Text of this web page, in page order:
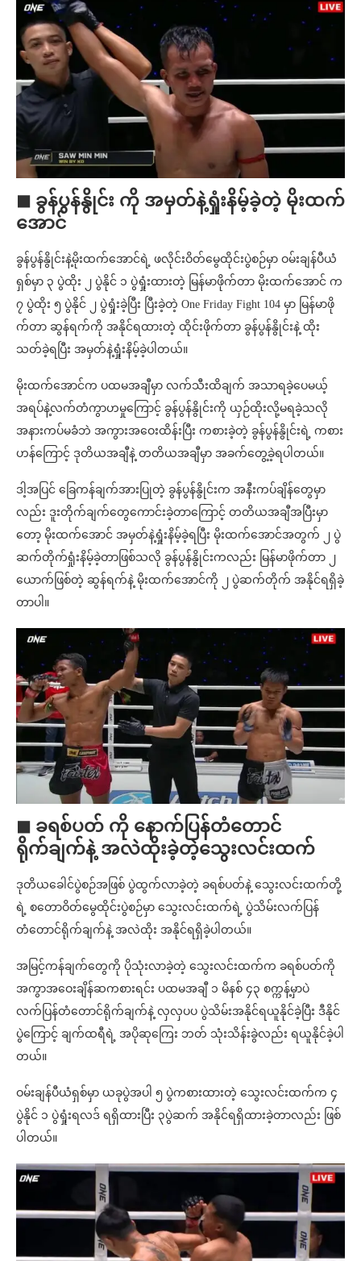
◼ ခွန်ပွန်နွိုင်း ကို အမှတ်နဲ့ရှုံးနိမ့်ခဲ့တဲ့ မိုးထက်
အောင်
ခွန်ပွန်နွိုင်းနဲ့မိုးထက်အောင်ရဲ့ ဖလိုင်းဝိတ်မွေထိုင်းပွဲစဉ်မှာ ဝမ်းချန်ပီယံ
ရှစ်မှာ ၃ ပွဲထိုး ၂ ပွဲနိုင် ၁ ပွဲရှုံးထားတဲ့ မြန်မာဖိုက်တာ မိုးထက်အောင် က
၇ ပွဲထိုး ၅ ပွဲနိုင် ၂ ပွဲရှုံးခဲ့ပြီး ပြီးခဲ့တဲ့ One Friday Fight 104 မှာ မြန်မာဖို
က်တာ ဆွန်ရက်ကို အနိုင်ရထားတဲ့ ထိုင်းဖိုက်တာ ခွန်ပွန်နွိုင်းနဲ့ ထိုး
သတ်ခဲ့ရပြီး အမှတ်နဲ့ရှုံးနိမ့်ခဲ့ပါတယ်။
မိုးထက်အောင်က ပထမအချီမှာ လက်သီးထိချက် အသာရခဲ့ပေမယ့်
အရပ်နဲ့လက်တံကွာဟမှုကြောင့် ခွန်ပွန်နွိုင်းကို ယှဉ်ထိုးလို့မရခဲ့သလို
အနားကပ်မခံဘဲ အကွားအဝေးထိန်းပြီး ကစားခဲ့တဲ့ ခွန်ပွန်နွိုင်းရဲ့ ကစား
ဟန်ကြောင့် ဒုတိယအချီနဲ့ တတိယအချီမှာ အခက်တွေ့ခဲ့ရပါတယ်။
ဒါ့အပြင် ခြေကန်ချက်အားပြုတဲ့ ခွန်ပွန်နွိုင်းက အနီးကပ်ချိန်တွေမှာ
လည်း ဒူးတိုက်ချက်တွေကောင်းခဲ့တာကြောင့် တတိယအချီအပြီးမှာ
တော့ မိုးထက်အောင် အမှတ်နဲ့ရှုံးနိမ့်ခဲ့ရပြီး မိုးထက်အောင်အတွက် ၂ ပွဲ
ဆက်တိုက်ရှုံးနိမ့်ခဲ့တာဖြစ်သလို ခွန်ပွန်နွိုင်းကလည်း မြန်မာဖိုက်တာ ၂
ယောက်ဖြစ်တဲ့ ဆွန်ရက်နဲ့ မိုးထက်အောင်ကို ၂ ပွဲဆက်တိုက် အနိုင်ရရှိခဲ့
တာပါ။
◼ ခရစ်ပတ် ကို နောက်ပြန်တံတောင်
ရိုက်ချက်နဲ့ အလဲထိုးခဲ့တဲ့သွေးလင်းထက်
ဒုတိယခေါင်ပွဲစဉ်အဖြစ် ပွဲထွက်လာခဲ့တဲ့ ခရစ်ပတ်နဲ့ သွေးလင်းထက်တို့
ရဲ့ စတောဝိတ်မွေထိုင်းပွဲစဉ်မှာ သွေးလင်းထက်ရဲ့ ပွဲသိမ်းလက်ပြန်
တံတောင်ရိုက်ချက်နဲ့ အလဲထိုး အနိုင်ရရှိခဲ့ပါတယ်။
အမြင့်ကန်ချက်တွေကို ပိုသုံးလာခဲ့တဲ့ သွေးလင်းထက်က ခရစ်ပတ်ကို
အကွာအဝေးချိန်ဆကစားရင်း ပထမအချီ ၁ မိနစ် ၄၃ စက္ကန့်မှာပဲ
လက်ပြန်တံတောင်ရိုက်ချက်နဲ့ လှလှပပ ပွဲသိမ်းအနိုင်ရယူနိုင်ခဲ့ပြီး ဒီနိုင်
ပွဲကြောင့် ချက်ထရီရဲ့ အပိုဆုကြေး ဘတ် သုံးသိန်းခွဲလည်း ရယူနိုင်ခဲ့ပါ
တယ်။
ဝမ်းချန်ပီယံရှစ်မှာ ယခုပွဲအပါ ၅ ပွဲကစားထားတဲ့ သွေးလင်းထက်က ၄
ပွဲနိုင် ၁ ပွဲရှုံးရလဒ် ရရှိထားပြီး ၃ပွဲဆက် အနိုင်ရရှိထားခဲ့တာလည်း ဖြစ်
ပါတယ်။